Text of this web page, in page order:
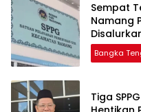
‎Sempat
Namang
Bangka
‎Tiga